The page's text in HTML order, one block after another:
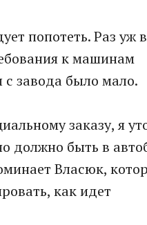
попотеть. Раз уж
к машинам
с завода было мало.
заказу, я
должно быть в
Власюк,
как идет